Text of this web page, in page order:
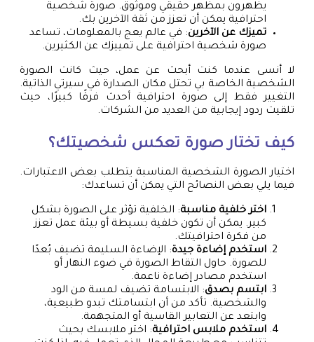
يظهرون بمظهر حقيقي وموثوق. صورة شخصية
احترافية يمكن أن تعزز من ثقة الآخرين بك.
تميزك عن الآخرين: في عالم يعج بالمعلومات، تساعد
صورة شخصية احترافية على تمييزك عن الكثيرين.
لا أنسى عندما كنت أبحث عن عمل، حيث كانت الصورة
الشخصية الخاصة بي تحتل مكان الصدارة في سيرتي الذاتية.
التغيير فقط إلى صورة احترافية أحدث فرقًا كبيرًا، حيث
تلقيت ردود إيجابية من العديد من الشركات.
كيف تختار صورة تعكس شخصيتك؟
اختيار الصورة الشخصية المناسبة يتطلب بعض الاعتبارات.
فيما يلي بعض النصائح التي يمكن أن تساعدك:
اختر خلفية مناسبة: الخلفية تؤثر على الصورة بشكل
كبير. يمكن أن تكون خلفية بسيطة أو بيئة عمل تعزز
من فكرة احترافيتك.
استخدم إضاءة جيدة: الإضاءة السليمة تضيف بُعدًا
للصورة. حاول التقاط الصورة في ضوء النهار أو
استخدم مصادر إضاءة ناعمة.
ابتسم بصدق: الابتسامة تضيف لمسة من الود
والشخصية. تأكد من أن ابتسامتك تبدو طبيعية،
وابتعد عن التعابير القاسية أو المتجهمة.
استخدم ملابس احترافية: اختر ملابسك بحيث